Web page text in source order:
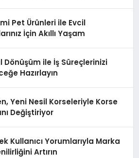
Pet Ürünleri ile Evcil
İçin Akıllı Yaşam
Dönüşüm ile İş Süreçlerinizi
Hazırlayın
Yeni Nesil Korseleriyle Korse
Değiştiriyor
Kullanıcı Yorumlarıyla Marka
Artırın